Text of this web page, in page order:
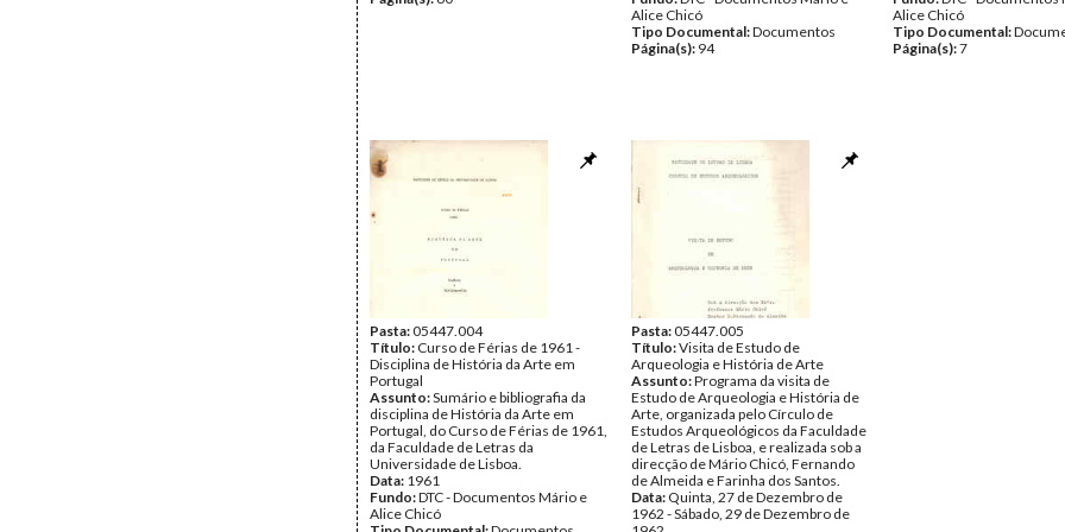
Alice Chicó
Tipo Documental:Documentos
Página(s): 94
Alice Chicó
Tipo Documental:
Página(s):7
Pasta:05447.004
Título: Curso de Férias de 1961 -
Disciplina de História da Arte em
Portugal
Assunto:Sumário e bibliografia da
disciplina de História da Arte em
Portugal, do Curso de Férias de 1961,
da Faculdade de Letras da
Universidade de Lisboa.
Data: 1961
Fundo:DTC - Documentos Mário e
Alice Chicó
Pasta:05447.005
Título:Visita de Estudo de
Arqueologia e História de Arte
Assunto:Programa da visita de
Estudo de Arqueologia e História de
Arte, organizada pelo Círculo de
Estudos Arqueológicos da Faculdade
de Letras de Lisboa, e realizada sob a
direcção de Mário Chicó, Fernando
de Almeida e Farinha dos Santos.
Data: Quinta, 27 de Dezembro de
1962 - Sábado, 29 de Dezembro de